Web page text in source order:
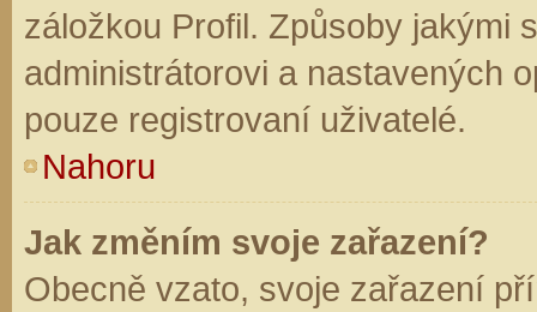
záložkou Profil. Způsoby jakými
administrátorovi a nastavených
pouze registrovaní uživatelé.
Nahoru
Jak změním svoje zařazení?
Obecně vzato, svoje zařazení